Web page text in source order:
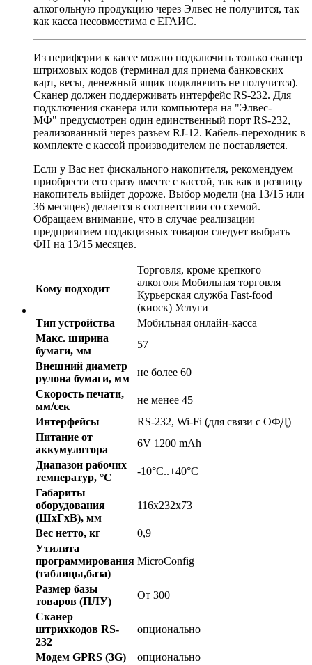
алкогольную продукцию через Элвес не получится, так
как касса несовместима с ЕГАИС.
Из периферии к кассе можно подключить только сканер
штриховых кодов (терминал для приема банковских
карт, весы, денежный ящик подключить не получится).
Сканер должен поддерживать интерфейс RS-232. Для
подключения сканера или компьютера на
Элвес-
МФ
предусмотрен один единственный порт RS-232,
реализованный через разъем RJ-12. Кабель-переходник в
комплекте с кассой производителем не поставляется.
Если у Вас нет фискального накопителя, рекомендуем
приобрести его сразу вместе с кассой, так как в розницу
накопитель выйдет дороже. Выбор модели (на 13/15 или
36 месяцев) делается в соответствии со схемой.
Обращаем внимание, что в случае реализации
предприятием подакцизных товаров следует выбрать
ФН на 13/15 месяцев.
Кому подходит
Торговля, кроме крепкого
алкоголя Мобильная торговля
Курьерская служба Fast-food
(киоск) Услуги
Тип устройства
Мобильная онлайн-касса
Макс. ширина
бумаги, мм
57
Внешний диаметр
рулона бумаги, мм
не более 60
Скорость печати,
мм/сек
не менее 45
Интерфейсы
RS-232, Wi-Fi (для связи с ОФД)
Питание от
аккумулятора
6V 1200 mAh
Диапазон рабочих
температур, °C
-10°C..+40°C
Габариты
оборудования
(ШхГхВ), мм
116х232х73
Вес нетто, кг
0,9
Утилита
программирования
(таблицы,база)
MicroConfig
Размер базы
товаров (ПЛУ)
От 300
Сканер
штрихкодов RS-
232
опционально
Модем GPRS (3G)
опционально